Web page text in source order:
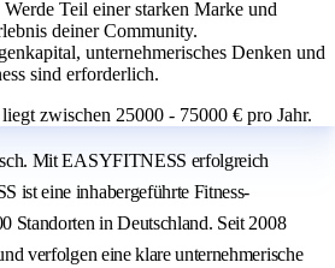
Werde Teil einer starken Marke und
deiner Community.
unternehmerisches Denken und
sind erforderlich.
zwischen 25000 - 75000 € pro Jahr.
Mit EASYFITNESS erfolgreich
ist eine inhabergeführte Fitness-
Standorten in Deutschland. Seit 2008
verfolgen eine klare unternehmerische